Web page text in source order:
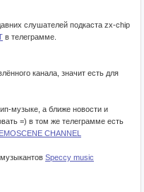
слушателей подкаста zx-chip
в телеграмме.
канала, значит есть для
музыке, а ближе новости и
=) в том же телеграмме есть
CHANNEL
Speccy music